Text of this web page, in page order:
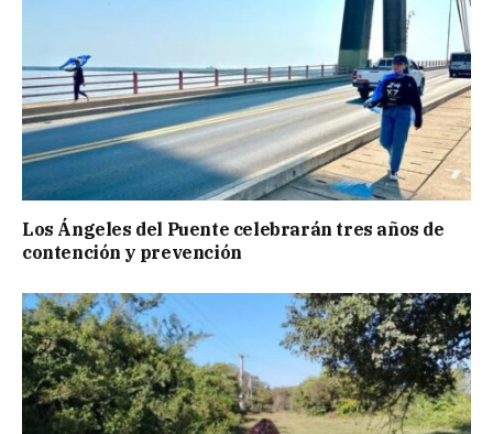
Los Ángeles del Puente celebrarán tres años de
contención y prevención